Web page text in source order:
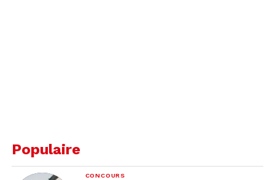
Populaire
CONCOURS